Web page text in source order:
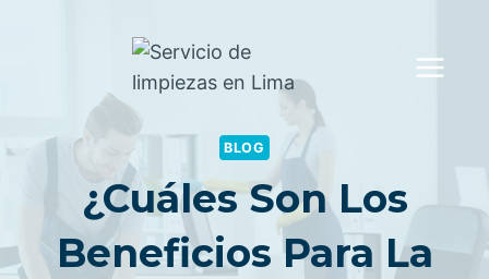
BLOG
¿Cuáles Son Los
Beneficios Para La